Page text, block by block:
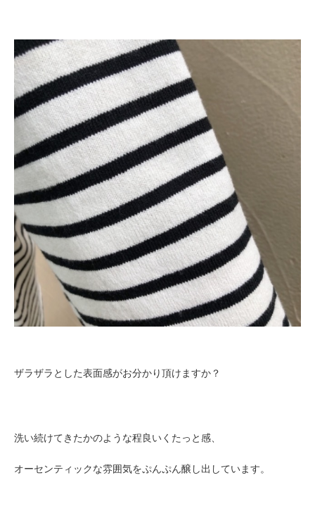
ザラザラとした表面感がお分かり頂けますか？
洗い続けてきたかのような程良いくたっと感、
オーセンティックな雰囲気をぷんぷん醸し出しています。